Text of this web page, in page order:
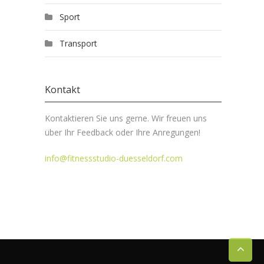
Sport
Transport
Kontakt
Kontaktieren Sie uns gerne. Wir freuen uns
über Ihr Feedback oder Ihre Anregungen!
info@fitnessstudio-duesseldorf.com